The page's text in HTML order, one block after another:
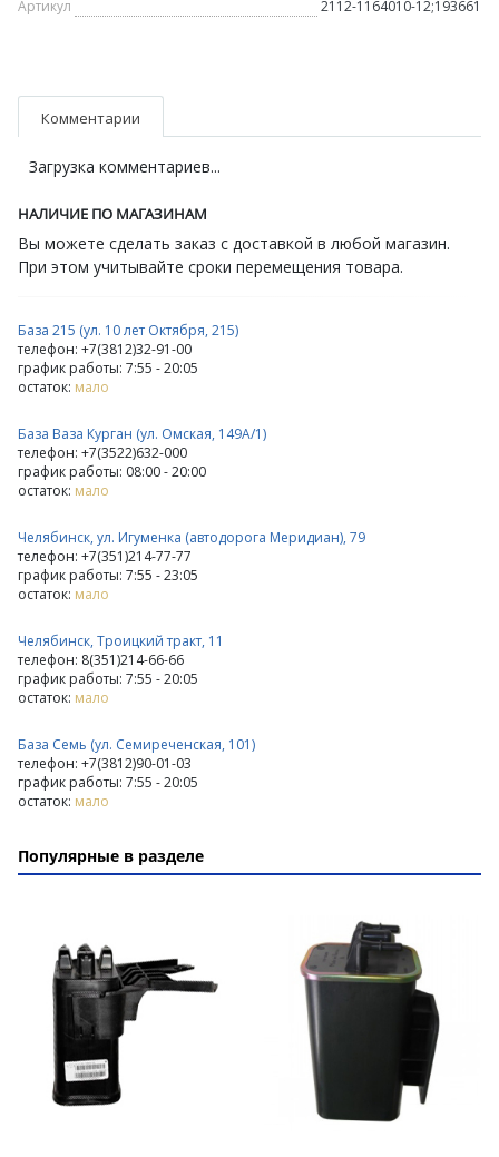
Артикул 2112-1164010-12;193661
Комментарии
Загрузка комментариев...
НАЛИЧИЕ ПО МАГАЗИНАМ
Вы можете сделать заказ с доставкой в любой магазин.
При этом учитывайте сроки перемещения товара.
База 215 (ул. 10 лет Октября, 215)
телефон: +7(3812)32-91-00
график работы: 7:55 - 20:05
остаток: мало
База Ваза Курган (ул. Омская, 149А/1)
телефон: +7(3522)632-000
график работы: 08:00 - 20:00
остаток: мало
Челябинск, ул. Игуменка (автодорога Меридиан), 79
телефон: +7(351)214-77-77
график работы: 7:55 - 23:05
остаток: мало
Челябинск, Троицкий тракт, 11
телефон: 8(351)214-66-66
график работы: 7:55 - 20:05
остаток: мало
База Семь (ул. Семиреченская, 101)
телефон: +7(3812)90-01-03
график работы: 7:55 - 20:05
остаток: мало
Популярные в разделе